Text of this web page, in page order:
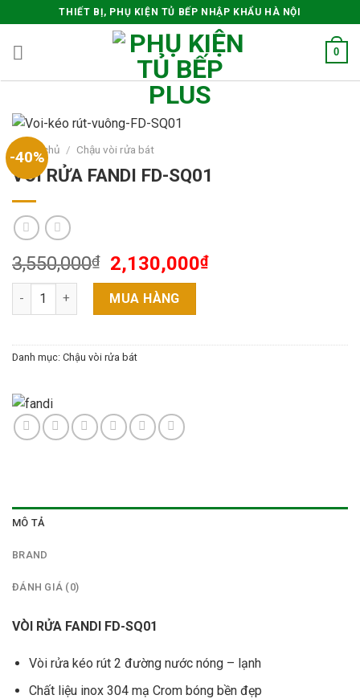
to
content
THIẾT BỊ, PHỤ KIỆN TỦ BẾP NHẬP KHẨU HÀ NỘI
0
-40%
Trang chủ / Chậu vòi rửa bát
VÒI RỬA FANDI FD-SQ01
3,550,000₫ 2,130,000₫
VÒI RỬA FANDI FD-SQ01 số lượng
MUA HÀNG
Danh mục: Chậu vòi rửa bát
MÔ TẢ
BRAND
ĐÁNH GIÁ (0)
VÒI RỬA FANDI FD-SQ01
Vòi rửa kéo rút 2 đường nước nóng – lạnh
Chất liệu inox 304 mạ Crom bóng bền đẹp